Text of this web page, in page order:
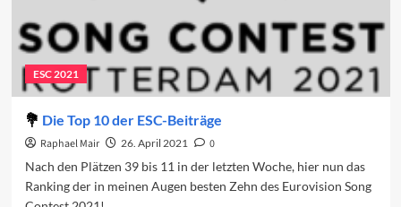
ESC 2021
Die Top 10 der ESC-Beiträge
Raphael Mair 26. April 2021
0
Nach den Plätzen 39 bis 11 in der letzten Woche, hier nun das
Ranking der in meinen Augen besten Zehn des Eurovision Song